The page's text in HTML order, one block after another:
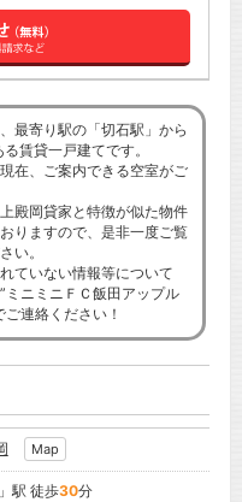
最寄り駅の「切石駅」から
賃貸一戸建てです。
在、ご案内できる空室がご
殿岡貸家と特徴が似た物件
りますので、是非一度ご覧
い。
ていない情報等について
ミニミニＦＣ飯田アップル
ご連絡ください！
Map
駅 徒歩30分